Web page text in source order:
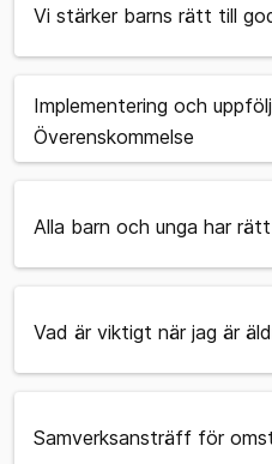
Vi stärker barns rätt till
Implementering och
Överenskommelse
Alla barn och unga har
Vad är viktigt när jag är
Samverksansträff för